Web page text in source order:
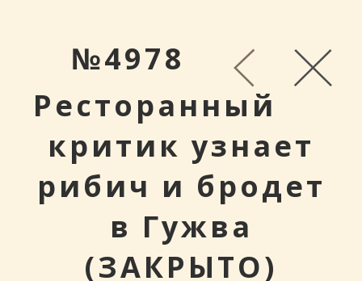
№4978
Ресторанный
критик узнает
рибич и бродет
в Гужва
(ЗАКРЫТО)